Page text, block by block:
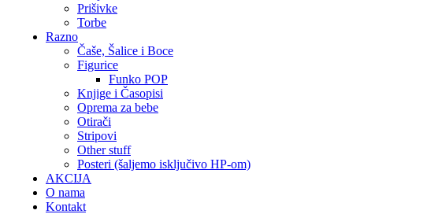
Prišivke
Torbe
Razno
Čaše, Šalice i Boce
Figurice
Funko POP
Knjige i Časopisi
Oprema za bebe
Otirači
Stripovi
Other stuff
Posteri (šaljemo isključivo HP-om)
AKCIJA
O nama
Kontakt